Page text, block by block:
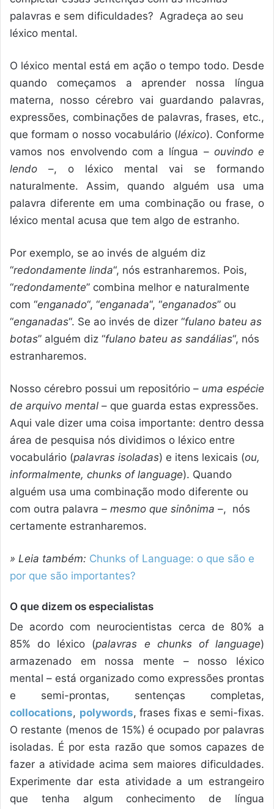
palavras e sem dificuldades? Agradeça ao seu
léxico mental.
O léxico mental está em ação o tempo todo. Desde
quando começamos a aprender nossa língua
materna, nosso cérebro vai guardando palavras,
expressões, combinações de palavras, frases, etc.,
que formam o nosso vocabulário (léxico). Conforme
vamos nos envolvendo com a língua – ouvindo e
lendo –, o léxico mental vai se formando
naturalmente. Assim, quando alguém usa uma
palavra diferente em uma combinação ou frase, o
léxico mental acusa que tem algo de estranho.
Por exemplo, se ao invés de alguém diz
“redondamente linda“, nós estranharemos. Pois,
“redondamente” combina melhor e naturalmente
com “enganado“, “enganada“, “enganados” ou
“enganadas“. Se ao invés de dizer “fulano bateu as
botas” alguém diz “fulano bateu as sandálias“, nós
estranharemos.
Nosso cérebro possui um repositório – uma espécie
de arquivo mental – que guarda estas expressões.
Aqui vale dizer uma coisa importante: dentro dessa
área de pesquisa nós dividimos o léxico entre
vocabulário (palavras isoladas) e itens lexicais (ou,
informalmente, chunks of language). Quando
alguém usa uma combinação modo diferente ou
com outra palavra – mesmo que sinônima –, nós
certamente estranharemos.
» Leia também: Chunks of Language: o que são e
por que são importantes?
O que dizem os especialistas
De acordo com neurocientistas cerca de 80% a
85% do léxico (palavras e chunks of language)
armazenado em nossa mente – nosso léxico
mental – está organizado como expressões prontas
e semi-prontas, sentenças completas,
collocations, polywords, frases fixas e semi-fixas.
O restante (menos de 15%) é ocupado por palavras
isoladas. É por esta razão que somos capazes de
fazer a atividade acima sem maiores dificuldades.
Experimente dar esta atividade a um estrangeiro
que tenha algum conhecimento de língua